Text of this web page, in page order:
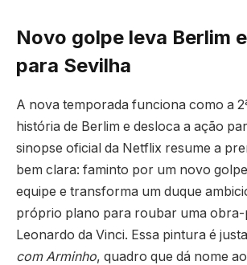
Novo golpe leva Berlim
para Sevilha
A nova temporada funciona como a
história de Berlim e desloca a ação
sinopse oficial da Netflix resume a
bem clara: faminto por um novo
equipe e transforma um duque
próprio plano para roubar uma obra-
Leonardo da Vinci. Essa pintura é
com Arminho, quadro que dá nome